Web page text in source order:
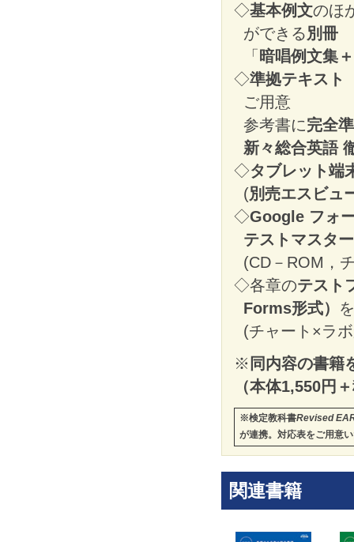
◇基本例文のほ
ができる別冊
「 暗唱例文集
◇準拠テキスト
ご用意
参考書に完全
新々総合英語
◇タブレット端
(別売エスビュ
◇Google フォ
テストマスター
(CD－ROM，
◇各章のテスト
Forms形式）
(チャート×ラ
※ 同内容の書籍
（本体1,550円
※検定教科書Revised
が連携。対応表をご用意
関連書籍